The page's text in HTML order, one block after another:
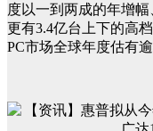
度以一到两成的年增
更有3.4亿台上下的高
PC市场全球年度估有